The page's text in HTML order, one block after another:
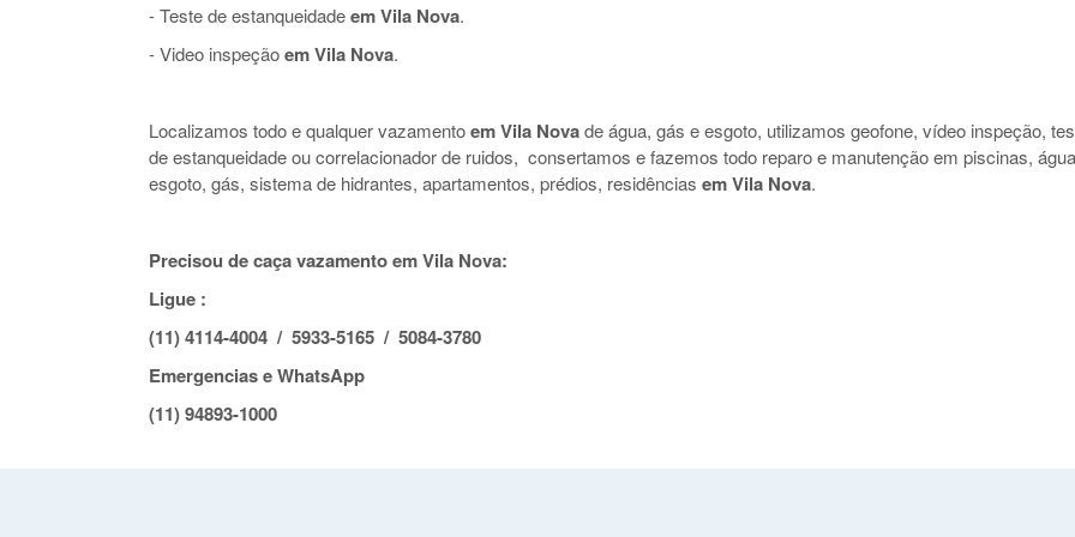
- Teste de estanqueidadeem Vila Nova.
- Video inspeçãoem Vila Nova.
Localizamos todo e qualquer vazamentoem Vila Novade água, gás e esgoto, utilizamos geofone, vídeo inspeção,
de estanqueidade ou correlacionador de ruidos, consertamos e fazemos todo reparo e manutenção em piscinas,
esgoto, gás, sistema de hidrantes, apartamentos, prédios, residências em Vila Nova.
Precisou de caça vazamento em Vila Nova:
Ligue :
(11) 4114-4004 / 5933-5165 / 5084-3780
Emergencias e WhatsApp
(11) 94893-1000